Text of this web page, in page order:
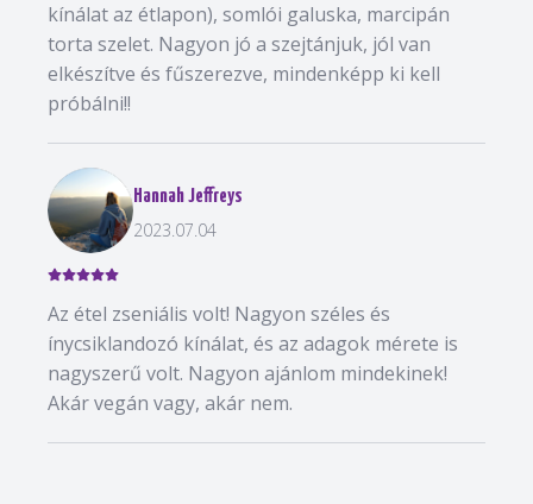
kínálat az étlapon), somlói galuska, marcipán
torta szelet. Nagyon jó a szejtánjuk, jól van
elkészítve és fűszerezve, mindenképp ki kell
próbálni!!
Hannah Jeffreys
2023.07.04
Az étel zseniális volt! Nagyon széles és
ínycsiklandozó kínálat, és az adagok mérete is
nagyszerű volt. Nagyon ajánlom mindekinek!
Akár vegán vagy, akár nem.